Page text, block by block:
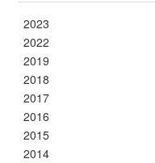
2023
2022
2019
2018
2017
2016
2015
2014